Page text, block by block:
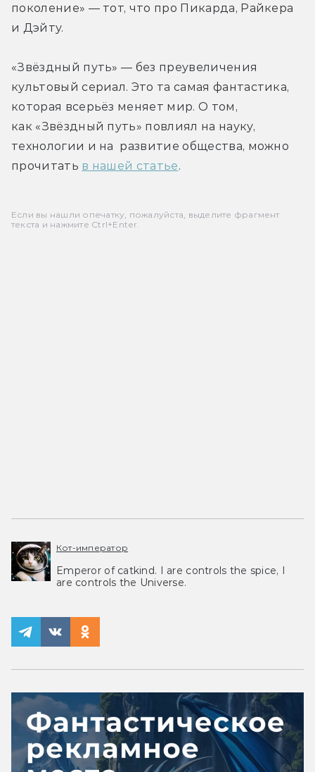
поколение» — тот, что про Пикарда, Райкера
и Дэйту.
«Звёздный путь» — без преувеличения
культовый сериал. Это та самая фантастика,
которая всерьёз меняет мир. О том,
как «Звёздный путь» повлиял на науку,
технологии и на  развитие общества, можно
прочитать в нашей статье.
Если вы нашли опечатку, пожалуйста, выделите фрагмент
текста и нажмите Ctrl+Enter.
Кот-император
Emperor of catkind. I are controls the spice, I
are controls the Universe.